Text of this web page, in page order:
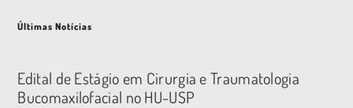
Últimas Notícias
Edital de Estágio em Cirurgia e Traumatologia
Bucomaxilofacial no HU-USP